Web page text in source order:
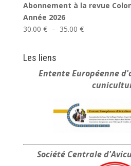
Abonnement à la revue
Année 2026
30.00 € – 35.00 €Plage
à
35.00 €
Les liens
Entente Européenne
Société Centrale